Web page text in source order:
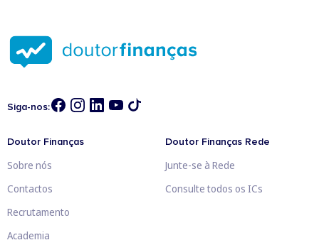
Siga-nos:
Doutor Finanças
Sobre nós
Contactos
Recrutamento
Academia
Doutor Finanças Rede
Junte-se à Rede
Consulte todos os ICs